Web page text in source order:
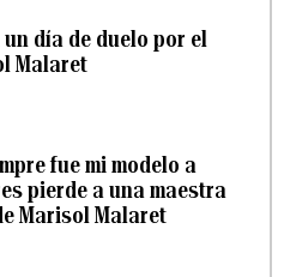
día de duelo por el
Malaret
fue mi modelo a
pierde a una maestra
Marisol Malaret